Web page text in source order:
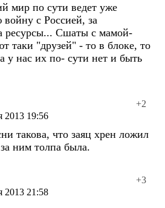
мир по сути ведет уже
с Россией, за
ресурсы... Сшаты с мамой-
таки "друзей" - то в блоке, то
у нас их по- сути нет и быть
+2
2013 19:56
такова, что заяц хрен ложил
ним толпа была.
+3
2013 21:58